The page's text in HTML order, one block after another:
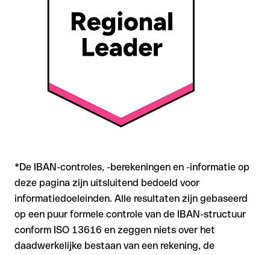
: Controleer elke IBAN vóór een overschrijving op
formele juistheid met onze gratis IBAN Checker, en bevestig
de IBAN bij twijfel rechtstreeks bij de ontvanger. Zeker bij
*De IBAN-controles, -berekeningen en -informatie op
deze pagina zijn uitsluitend bedoeld voor
informatiedoeleinden. Alle resultaten zijn gebaseerd
op een puur formele controle van de IBAN-structuur
conform ISO 13616 en zeggen niets over het
daadwerkelijke bestaan van een rekening, de